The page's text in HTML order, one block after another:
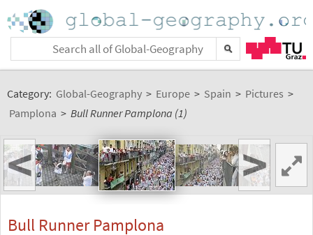
Category: Global-Geography > Europe > Spain > Pictures >
Pamplona > Bull Runner Pamplona (1)
< >
Bull Runner Pamplona